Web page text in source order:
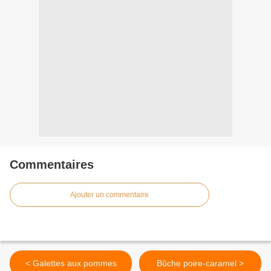
Commentaires
Ajouter un commentaire
< Galettes aux pommes Bûche poire-caramel >